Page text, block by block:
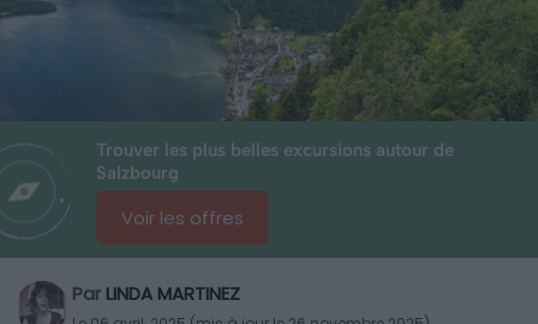
Trouver les plus belles excursions autour de
Salzbourg
Voir les offres
Par LINDA MARTINEZ